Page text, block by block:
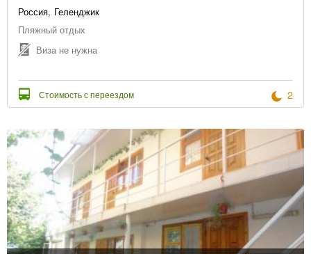
Россия Геленджик
Пляжный отдых
Виза не нужна
Стоимость с переездом 2